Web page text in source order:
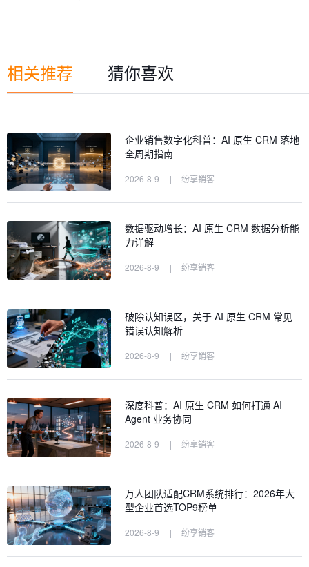
相关推荐 猜你喜欢
企业销售数字化科普：AI 原生 CRM 落地
全周期指南
2026-8-9 | 纷享销客
数据驱动增长：AI 原生 CRM 数据分析能
力详解
2026-8-9 | 纷享销客
破除认知误区，关于 AI 原生 CRM 常见
错误认知解析
2026-8-9 | 纷享销客
深度科普：AI 原生 CRM 如何打通 AI
Agent 业务协同
2026-8-9 | 纷享销客
万人团队适配CRM系统排行：2026年大
型企业首选TOP9榜单
2026-8-9 | 纷享销客